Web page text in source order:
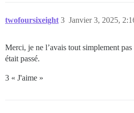
twofoursixeight Janvier 3, 2025,
3
Merci, je ne l’avais tout simplement
était passé.
3 « J'aime »